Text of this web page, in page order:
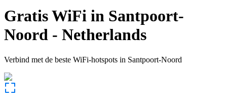
Gratis WiFi in Santpoort-
Noord - Netherlands
Verbind met de beste WiFi-hotspots in Santpoort-Noord